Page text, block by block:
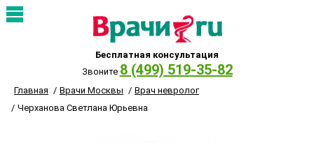
Бесплатная консультация
Звоните 8 (499) 519-35-82
Главная Врачи Москвы
Врач невролог
Черханова Светлана Юрьевна